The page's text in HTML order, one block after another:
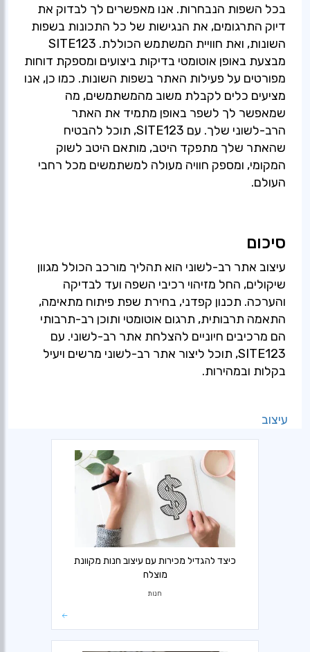
בכל השפות הנבחרות. אנו מאפשרים לך לבדוק את
דיוק התרגומים, את הנגישות של כל התכונות בשפות
השונות, ואת חוויית המשתמש הכוללת. SITE123
מבצעת באופן אוטומטי בדיקות ביצועים ומספקת דוחות
מפורטים על פעילות האתר בשפות השונות. כמו כן, אנו
מציעים כלים לקבלת משוב מהמשתמשים, מה
שמאפשר לך לשפר באופן מתמיד את האתר
הרב-לשוני שלך. עם SITE123, תוכל להבטיח
שהאתר שלך מתפקד היטב, מותאם היטב לשוק
המקומי, ומספק חוויה מעולה למשתמשים מכל רחבי
העולם.
סיכום
עיצוב אתר רב-לשוני הוא תהליך מורכב הכולל מגוון
שיקולים, החל מזיהוי רכיבי השפה ועד לבדיקה
והערכה. תכנון קפדני, בחירת שפת פיתוח מתאימה,
התאמה תרבותית, תרגום אוטומטי ותוכן רב-תרבותי
הם מרכיבים חיוניים להצלחת אתר רב-לשוני. עם
SITE123, תוכל ליצור אתר רב-לשוני מרשים ויעיל
בקלות ובמהירות.
עיצוב
כיצד להגדיל מכירות עם עיצוב חנות מקוונת
מוצלח
חנות